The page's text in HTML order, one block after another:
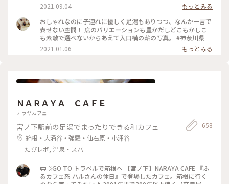
2021.09.04
もっとみる
おしゃれなのに子連れに優しく足湯もありつつ、なんか一言で
表せない空間！ 席のバリエーションも豊かだしどこもかしこ
も素敵で選べないからあえて入口横の薪の写真。 #神奈川県 #
箱根 #NARAYA CAFE #ならやカフェ #足湯 #おしゃれ空間
2021.01.06 もっとみる
ＮＡＲＡＹＡ ＣＡＦＥ
ナラヤカフェ
宮ノ下駅前の足湯でまったりできる和カフェ
箱根・大涌谷・強羅・仙石原・小涌谷
たびレポ, 温泉・スパ
658
🚃💨GO TO トラベルで箱根へ 【宮ノ下】NARAYA CAFE 『ふ
るカフェ系 ハルさんの休日』で登場したカフェ。箱根に行く